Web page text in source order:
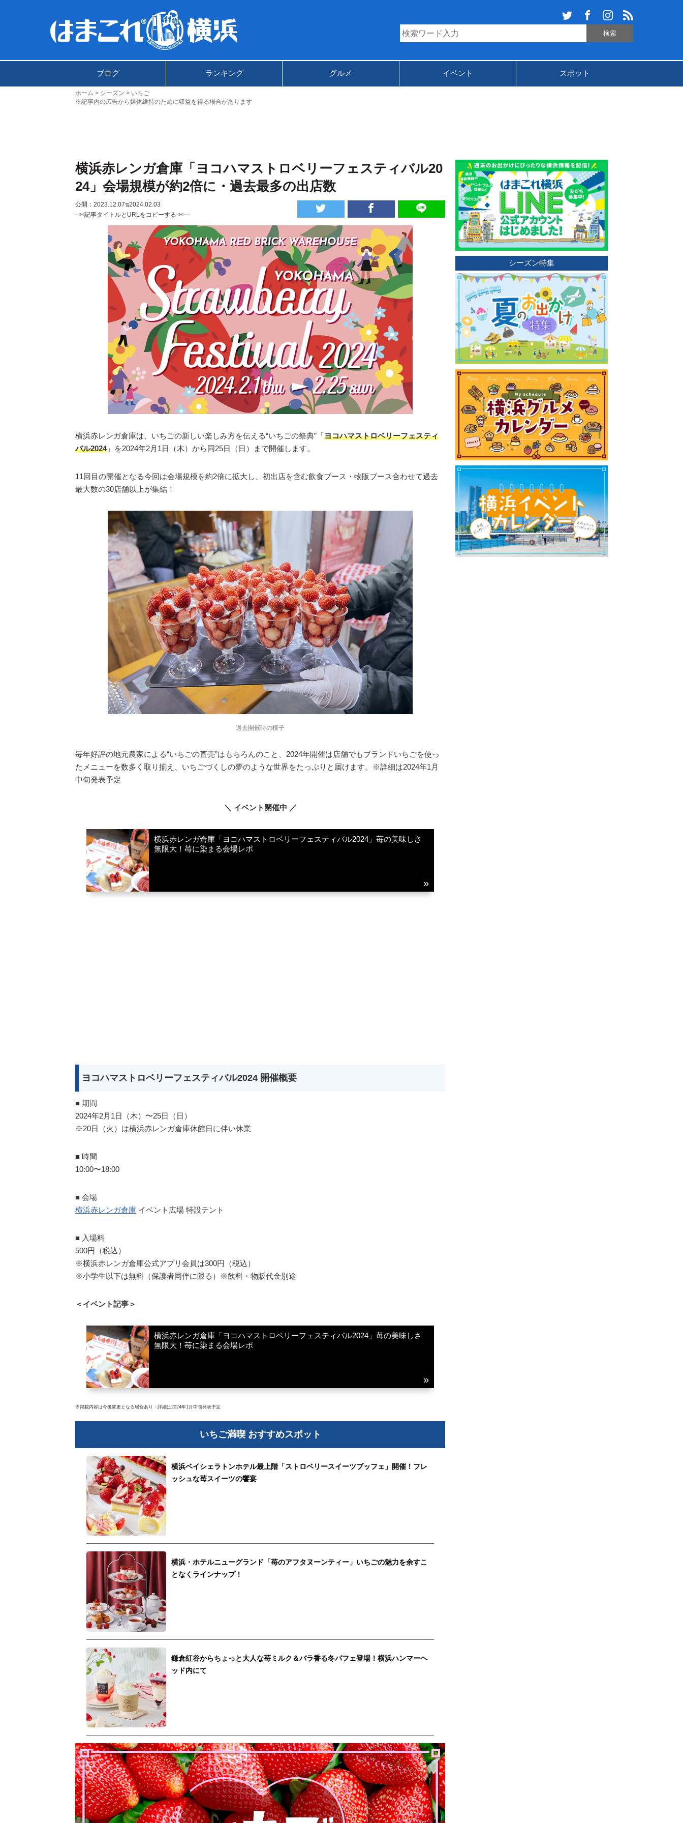
ブログ ランキング グルメ イベント スポット
ホーム シーズン
いちご
※記事内の広告から媒体維持のために収益を得る場合があります
横浜赤レンガ倉庫「ヨコハマストロベリーフェスティバル20
24」会場規模が約2倍に・過去最多の出店数
公開：2023.12.07ಇ2024.02.03
--✄記事タイトルとURLをコピーする-✄—
横浜赤レンガ倉庫は、いちごの新しい楽しみ方を伝える“いちごの祭典”「ヨコハマストロベリーフェスティ
バル2024」を2024年2月1日（木）から同25日（日）まで開催します。
11回目の開催となる今回は会場規模を約2倍に拡⼤し、初出店を含む飲⾷ブース・物販ブース合わせて過去
最⼤数の30店舗以上が集結！
過去開催時の様子
毎年好評の地元農家による“いちごの直売”はもちろんのこと、2024年開催は店舗でもブランドいちごを使っ
たメニューを数多く取り揃え、いちごづくしの夢のような世界をたっぷりと届けます。※詳細は2024年1⽉
中旬発表予定
＼ イベント開催中 ／
横浜赤レンガ倉庫「ヨコハマストロベリーフェスティバル2024」苺の美味しさ
無限大！苺に染まる会場レポ
ヨコハマストロベリーフェスティバル2024 開催概要
■ 期間
2024年2⽉1⽇（⽊）〜25⽇（⽇）
※20⽇（⽕）は横浜⾚レンガ倉庫休館⽇に伴い休業
■ 時間
10:00〜18:00
■ 会場
横浜⾚レンガ倉庫 イベント広場 特設テント
■ ⼊場料
500円（税込）
※横浜⾚レンガ倉庫公式アプリ会員は300円（税込）
※⼩学⽣以下は無料（保護者同伴に限る）※飲料・物販代⾦別途
＜イベント記事＞
横浜赤レンガ倉庫「ヨコハマストロベリーフェスティバル2024」苺の美味しさ
無限大！苺に染まる会場レポ
※掲載内容は今後変更となる場合あり・詳細は2024年1⽉中旬発表予定
いちご満喫 おすすめスポット
横浜ベイシェラトンホテル最上階「ストロベリースイーツブッフェ」開催！フレ
ッシュな苺スイーツの饗宴
横浜・ホテルニューグランド「苺のアフタヌーンティー」いちごの魅力を余すこ
となくラインナップ！
鎌倉紅谷からちょっと大人な苺ミルク＆バラ香る冬パフェ登場！横浜ハンマーヘ
ッド内にて
シーズン特集